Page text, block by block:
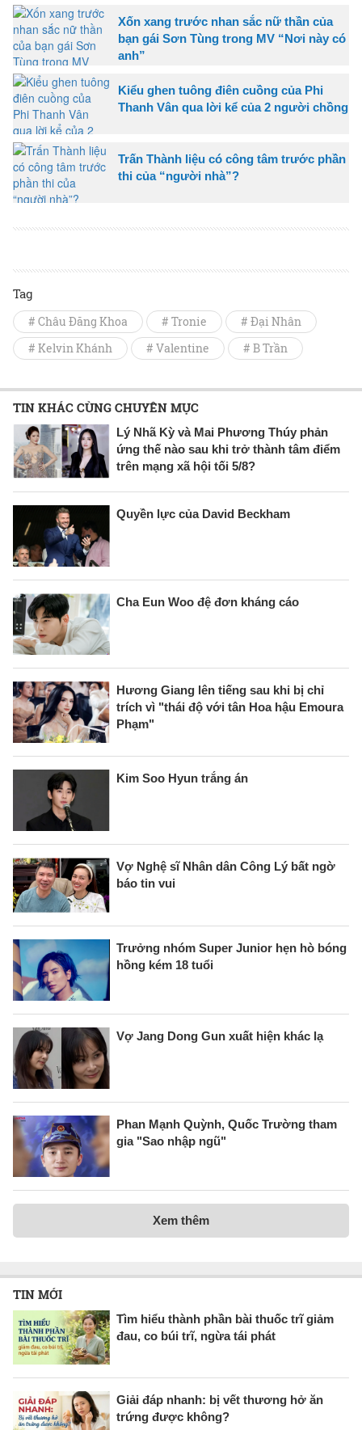
Xốn xang trước nhan sắc nữ thần của
bạn gái Sơn Tùng trong MV “Nơi này có
anh”
Kiểu ghen tuông điên cuồng của Phi
Thanh Vân qua lời kể của 2 người chồng
Trấn Thành liệu có công tâm trước phần
thi của “người nhà”?
Tag
# Châu Đăng Khoa # Tronie
# Đại Nhân
# Kelvin Khánh
# Valentine # B Trần
TIN KHÁC CÙNG CHUYÊN MỤC
Lý Nhã Kỳ và Mai Phương Thúy phản
ứng thế nào sau khi trở thành tâm điểm
trên mạng xã hội tối 5/8?
Quyền lực của David Beckham
Cha Eun Woo đệ đơn kháng cáo
Hương Giang lên tiếng sau khi bị chỉ
trích vì "thái độ với tân Hoa hậu Emoura
Phạm"
Kim Soo Hyun trắng án
Vợ Nghệ sĩ Nhân dân Công Lý bất ngờ
báo tin vui
Trưởng nhóm Super Junior hẹn hò bóng
hồng kém 18 tuổi
Vợ Jang Dong Gun xuất hiện khác lạ
Phan Mạnh Quỳnh, Quốc Trường tham
gia "Sao nhập ngũ"
Xem thêm
TIN MỚI
Tìm hiểu thành phần bài thuốc trĩ giảm
đau, co búi trĩ, ngừa tái phát
Giải đáp nhanh: bị vết thương hở ăn
trứng được không?